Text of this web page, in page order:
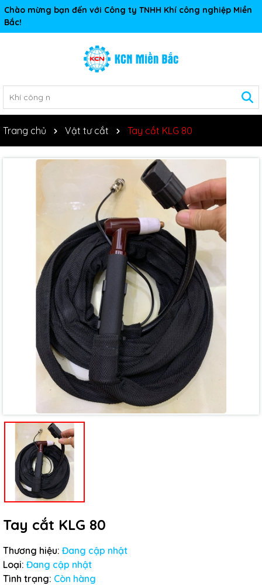
Chào mừng bạn đến với Công ty TNHH Khí công nghiệp Miền
Bắc!
Trang chủ Vật tư cắt Tay cắt KLG 80
Tay cắt KLG 80
Thương hiệu: Đang cập nhật
Loại: Đang cập nhật
Tình trạng: Còn hàng